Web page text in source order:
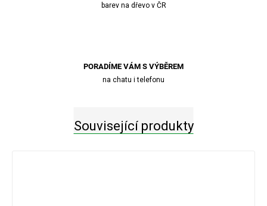
barev na dřevo v ČR
PORADÍME VÁM S VÝBĚREM
na chatu i telefonu
Související produkty